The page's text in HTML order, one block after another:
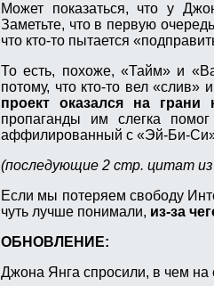
Может показаться, что у
Заметьте, что в первую
что кто-то пытается
То есть, похоже, «Тайм» и
потому, что кто-то вел
проект оказался на
пропаганды им слегка
аффилированный с «Эй-Би-
(последующие 2 стр. цитат
Если мы потеряем свободу
чуть лучше понимали, из-за
ОБНОВЛЕНИЕ:
Джона Янга спросили, в чем на